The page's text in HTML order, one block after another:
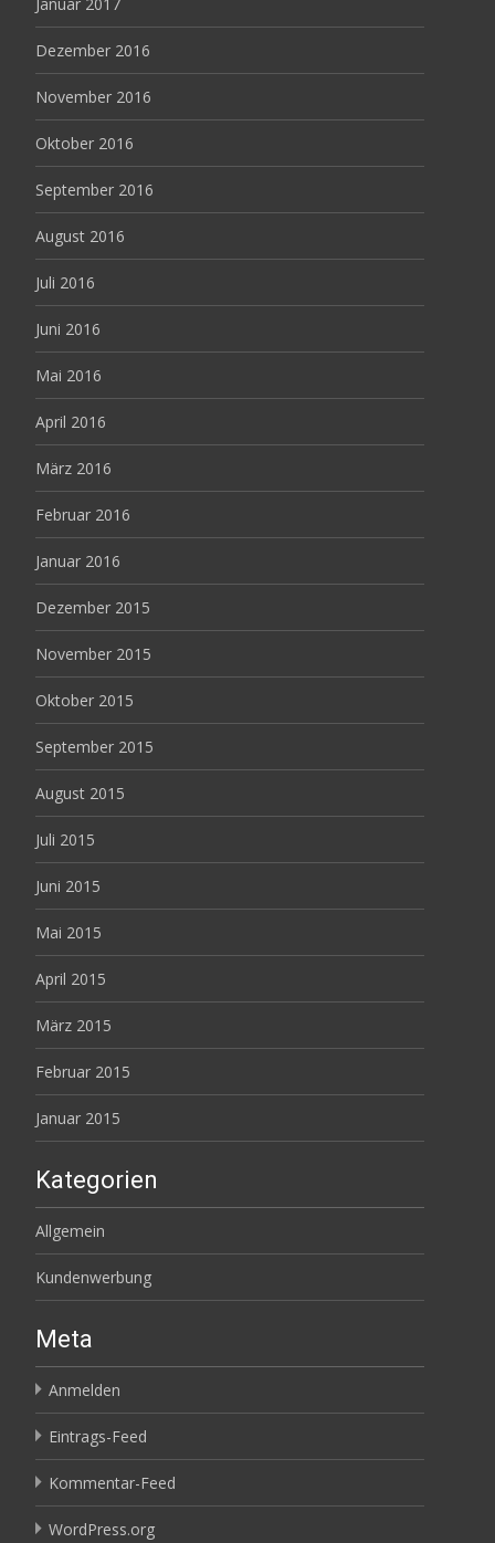
Dezember 2016
November 2016
Oktober 2016
September 2016
August 2016
Juli 2016
Juni 2016
Mai 2016
April 2016
März 2016
Februar 2016
Januar 2016
Dezember 2015
November 2015
Oktober 2015
September 2015
August 2015
Juli 2015
Juni 2015
Mai 2015
April 2015
März 2015
Februar 2015
Januar 2015
Kategorien
Allgemein
Kundenwerbung
Meta
Anmelden
Eintrags-Feed
Kommentar-Feed
WordPress.org